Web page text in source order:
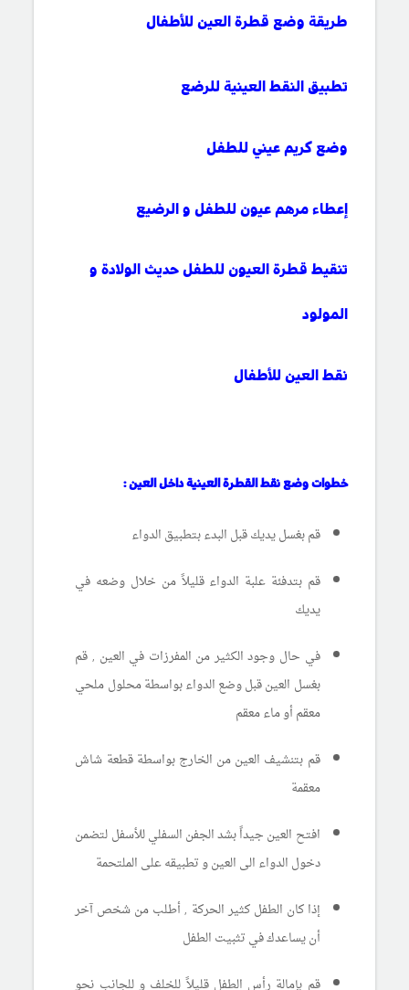
طريقة وضع قطرة العين للأطفال
تطبيق النقط العينية للرضع
وضع كريم عيني للطفل
إعطاء مرهم عيون للطفل و الرضيع
تنقيط قطرة العيون للطفل حديث الولادة و
المولود
نقط العين للأطفال
خطوات وضع نقط القطرة العينية داخل العين :
قم بغسل يديك قبل البدء بتطبيق الدواء
قم بتدفئة علبة الدواء قليلاً من خلال وضعه في
يديك
في حال وجود الكثير من المفرزات في العين , قم
بغسل العين قبل وضع الدواء بواسطة محلول ملحي
معقم أو ماء معقم
قم بتنشيف العين من الخارج بواسطة قطعة شاش
معقمة
افتح العين جيداً بشد الجفن السفلي للأسفل لتضمن
دخول الدواء الى العين و تطبيقه على الملتحمة
إذا كان الطفل كثير الحركة , أطلب من شخص آخر
أن يساعدك في تثبيت الطفل
قم بإمالة رأس الطفل قليلاً للخلف و للجانب نحو